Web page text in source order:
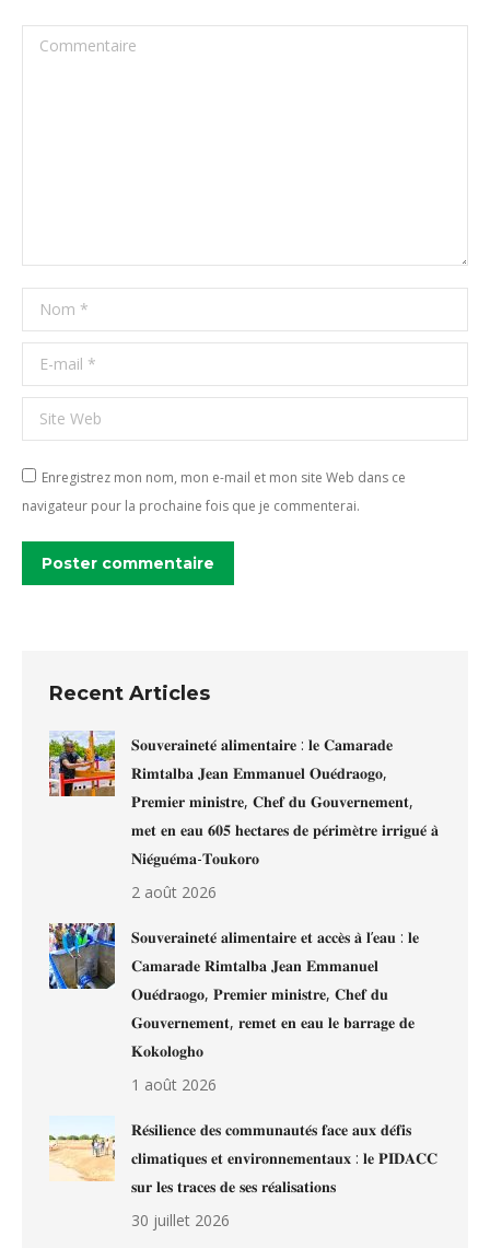
Commentaire
Nom *
E-mail *
Site Web
Enregistrez mon nom, mon e-mail et mon site Web dans ce
navigateur pour la prochaine fois que je commenterai.
Poster commentaire
Recent Articles
𝐒𝐨𝐮𝐯𝐞𝐫𝐚𝐢𝐧𝐞𝐭𝐞́ 𝐚𝐥𝐢𝐦𝐞𝐧𝐭𝐚𝐢𝐫𝐞 : 𝐥𝐞 𝐂𝐚𝐦𝐚𝐫𝐚𝐝𝐞
𝐑𝐢𝐦𝐭𝐚𝐥𝐛𝐚 𝐉𝐞𝐚𝐧 𝐄𝐦𝐦𝐚𝐧𝐮𝐞𝐥 𝐎𝐮𝐞́𝐝𝐫𝐚𝐨𝐠𝐨,
𝐏𝐫𝐞𝐦𝐢𝐞𝐫 𝐦𝐢𝐧𝐢𝐬𝐭𝐫𝐞, 𝐂𝐡𝐞𝐟 𝐝𝐮 𝐆𝐨𝐮𝐯𝐞𝐫𝐧𝐞𝐦𝐞𝐧𝐭,
𝐦𝐞𝐭 𝐞𝐧 𝐞𝐚𝐮 𝟔𝟎𝟓 𝐡𝐞𝐜𝐭𝐚𝐫𝐞𝐬 𝐝𝐞 𝐩𝐞́𝐫𝐢𝐦𝐞̀𝐭𝐫𝐞 𝐢𝐫𝐫𝐢𝐠𝐮𝐞́ 𝐚̀
𝐍𝐢𝐞́𝐠𝐮𝐞́𝐦𝐚-𝐓𝐨𝐮𝐤𝐨𝐫𝐨
2 août 2026
𝐒𝐨𝐮𝐯𝐞𝐫𝐚𝐢𝐧𝐞𝐭𝐞́ 𝐚𝐥𝐢𝐦𝐞𝐧𝐭𝐚𝐢𝐫𝐞 𝐞𝐭 𝐚𝐜𝐜𝐞̀𝐬 𝐚̀ 𝐥’𝐞𝐚𝐮 : 𝐥𝐞
𝐂𝐚𝐦𝐚𝐫𝐚𝐝𝐞 𝐑𝐢𝐦𝐭𝐚𝐥𝐛𝐚 𝐉𝐞𝐚𝐧 𝐄𝐦𝐦𝐚𝐧𝐮𝐞𝐥
𝐎𝐮𝐞́𝐝𝐫𝐚𝐨𝐠𝐨, 𝐏𝐫𝐞𝐦𝐢𝐞𝐫 𝐦𝐢𝐧𝐢𝐬𝐭𝐫𝐞, 𝐂𝐡𝐞𝐟 𝐝𝐮
𝐆𝐨𝐮𝐯𝐞𝐫𝐧𝐞𝐦𝐞𝐧𝐭, 𝐫𝐞𝐦𝐞𝐭 𝐞𝐧 𝐞𝐚𝐮 𝐥𝐞 𝐛𝐚𝐫𝐫𝐚𝐠𝐞 𝐝𝐞
𝐊𝐨𝐤𝐨𝐥𝐨𝐠𝐡𝐨
1 août 2026
𝐑𝐞́𝐬𝐢𝐥𝐢𝐞𝐧𝐜𝐞 𝐝𝐞𝐬 𝐜𝐨𝐦𝐦𝐮𝐧𝐚𝐮𝐭𝐞́𝐬 𝐟𝐚𝐜𝐞 𝐚𝐮𝐱 𝐝𝐞́𝐟𝐢𝐬
𝐜𝐥𝐢𝐦𝐚𝐭𝐢𝐪𝐮𝐞𝐬 𝐞𝐭 𝐞𝐧𝐯𝐢𝐫𝐨𝐧𝐧𝐞𝐦𝐞𝐧𝐭𝐚𝐮𝐱 : 𝐥𝐞 𝐏𝐈𝐃𝐀𝐂𝐂
𝐬𝐮𝐫 𝐥𝐞𝐬 𝐭𝐫𝐚𝐜𝐞𝐬 𝐝𝐞 𝐬𝐞𝐬 𝐫𝐞́𝐚𝐥𝐢𝐬𝐚𝐭𝐢𝐨𝐧𝐬
30 juillet 2026